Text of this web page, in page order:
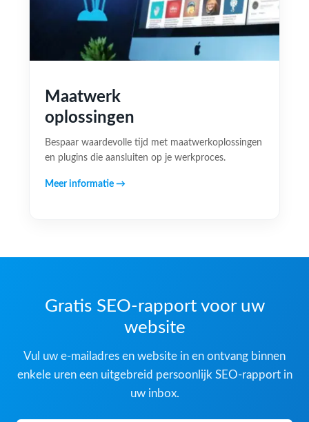
Maatwerk
oplossingen
Bespaar waardevolle tijd met maatwerkoplossingen
en plugins die aansluiten op je werkproces.
Meer informatie →
Gratis SEO-rapport voor uw
website
Vul uw e-mailadres en website in en ontvang binnen
enkele uren een uitgebreid persoonlijk SEO-rapport in
uw inbox.